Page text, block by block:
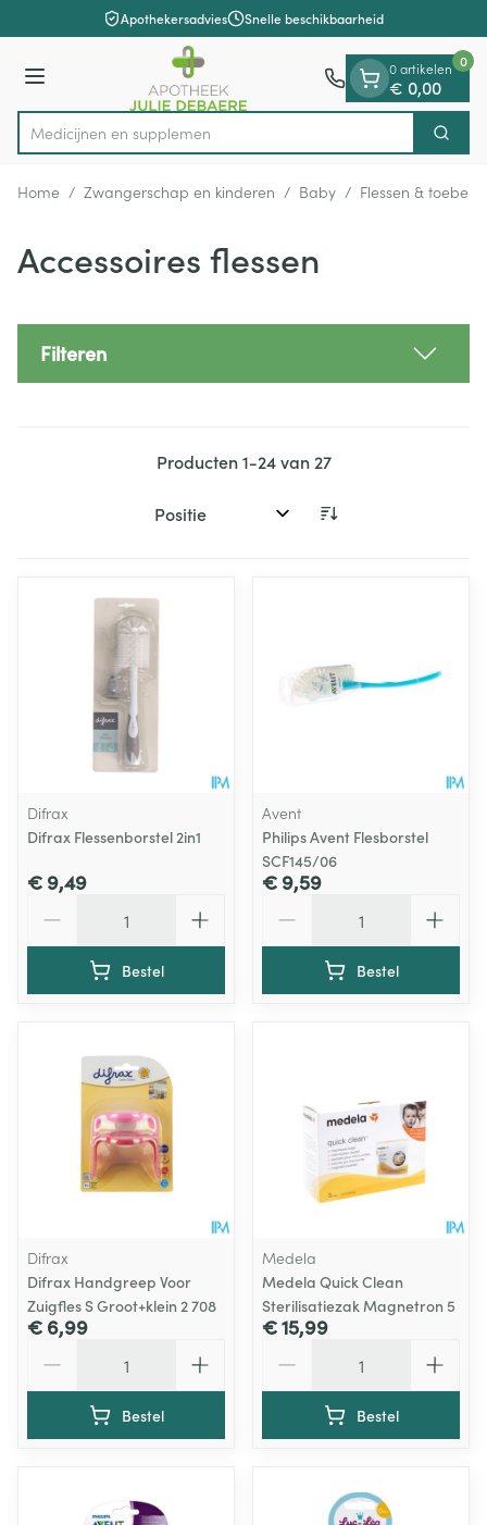
Ga naar de inhoudApothekersadvies Snelle beschikbaarheid
Menu
Product, merk, categorie...
Medi Zoek
0 artikelen
€ 0,00
0
Home / Zwangerschap en kinderen / Baby / Flessen &
Accessoires flessen
Filteren
Producten1-24van 27
Sorteer op:
Difrax
Difrax Flessenborstel 2in1
€ 9,49
Bestel
Avent
Philips Avent Flesborstel
SCF145/06
€ 9,59
Bestel
Difrax
Difrax Handgreep Voor
Zuigfles S Groot+klein 2 708
€ 6,99
Bestel
Medela
Medela Quick Clean
Sterilisatiezak Magnetron 5
€ 15,99
Bestel